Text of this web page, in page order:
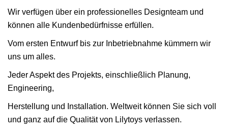
Wir verfügen über ein professionelles Designteam und
können alle Kundenbedürfnisse erfüllen.
Vom ersten Entwurf bis zur Inbetriebnahme kümmern wir
uns um alles.
Jeder Aspekt des Projekts, einschließlich Planung,
Engineering,
Herstellung und Installation. Weltweit können Sie sich voll
und ganz auf die Qualität von Lilytoys verlassen.